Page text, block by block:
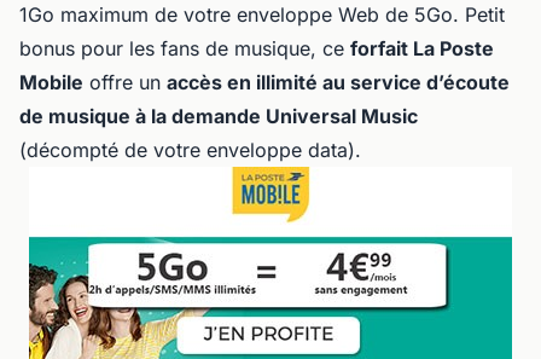
1Go maximum de votre enveloppe Web de 5Go. Petit
bonus pour les fans de musique, ce forfait La Poste
Mobile offre un accès en illimité au service d’écoute
de musique à la demande Universal Music
(décompté de votre enveloppe data).